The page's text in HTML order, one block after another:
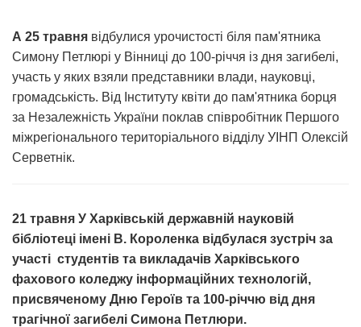
А 25 травня відбулися урочистості біля пам'ятника
Симону Петлюрі у Вінниці до 100-річчя із дня загибелі,
участь у яких взяли представники влади, науковці,
громадськість. Від Інституту квіти до пам'ятника борця
за Незалежність України поклав співробітник Першого
міжрегіонального територіального відділу УІНП Олексій
Серветнік.
21 травня У Харківській державній науковій
бібліотеці імені В. Короленка відбулася зустріч за
участі студентів та викладачів Харківського
фахового коледжу інформаційних технологій,
присвяченому Дню Героїв та 100-річчю від дня
трагічної загибелі Симона Петлюри.